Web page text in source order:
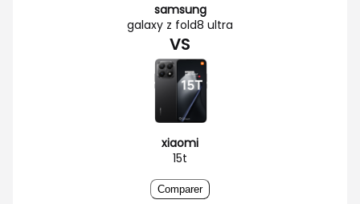
samsung
galaxy z fold8 ultra
VS
xiaomi
15t
Comparer